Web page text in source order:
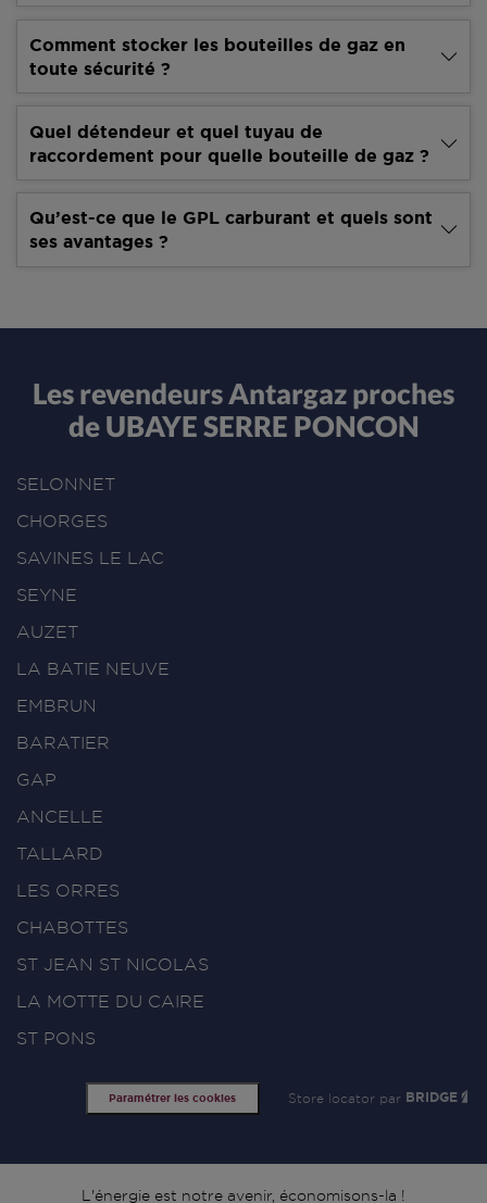
Comment stocker les bouteilles de gaz en
toute sécurité ?
Quel détendeur et quel tuyau de
raccordement pour quelle bouteille de gaz ?
Qu’est-ce que le GPL carburant et quels sont
ses avantages ?
Les revendeurs Antargaz proches
de UBAYE SERRE PONCON
SELONNET
CHORGES
SAVINES LE LAC
SEYNE
AUZET
LA BATIE NEUVE
EMBRUN
BARATIER
GAP
ANCELLE
TALLARD
LES ORRES
CHABOTTES
ST JEAN ST NICOLAS
LA MOTTE DU CAIRE
ST PONS
Paramétrer les cookies Store locator par BRIDGE
L'énergie est notre avenir, économisons-la !